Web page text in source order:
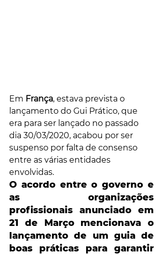
Em França, estava prevista o
lançamento do Gui Prático, que
era para ser lançado no passado
dia 30/03/2020, acabou por ser
suspenso por falta de consenso
entre as várias entidades
envolvidas.
O acordo entre o governo e
as organizações
profissionais anunciado em
21 de Março mencionava o
lançamento de um guia de
boas práticas para garantir